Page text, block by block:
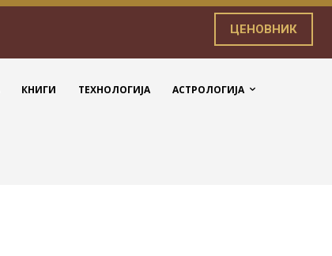
ЦЕНОВНИК
КНИГИ ТЕХНОЛОГИЈА АСТРОЛОГИЈА